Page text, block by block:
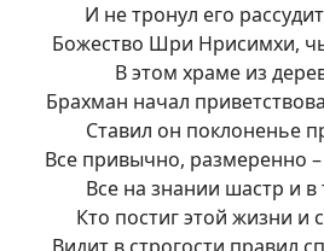
И не тронул его
Божество Шри Нрисимхи,
В этом храме из
Брахман начал
Ставил он поклоненье
Все привычно, размеренно
Все на знании шастр и в
Кто постиг этой жизни и